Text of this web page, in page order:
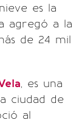
es la
agregó a la
de 24 mil
, es una
ciudad de
al